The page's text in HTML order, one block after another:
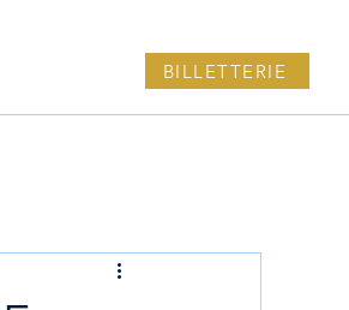
BILLETTERIE